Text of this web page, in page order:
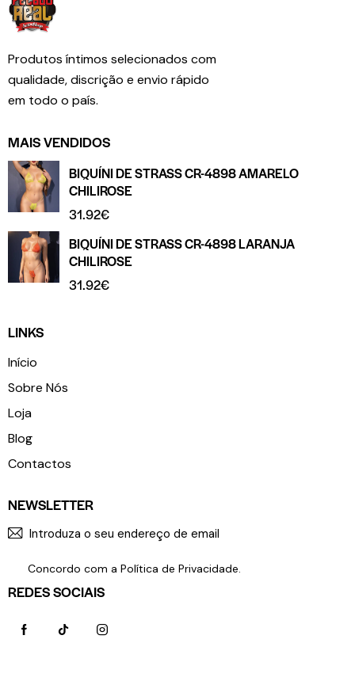
Produtos íntimos selecionados com
qualidade, discrição e envio rápido
em todo o país.
MAIS VENDIDOS
BIQUÍNI DE STRASS CR-4898 AMARELO
CHILIROSE
31.92€
BIQUÍNI DE STRASS CR-4898 LARANJA
CHILIROSE
31.92€
LINKS
Início
Sobre Nós
Loja
Blog
Contactos
NEWSLETTER
Concordo com a Política de Privacidade.
REDES SOCIAIS